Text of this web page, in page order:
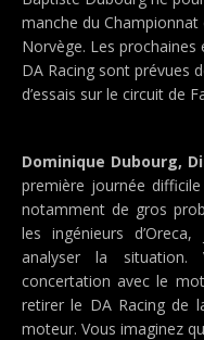
manche du Championnat
Norvège. Les prochaines
DA Racing sont prévues
d’essais sur le circuit de
Dominique Dubourg,
première journée
notamment de gros
les ingénieurs
analyser la
concertation avec le
retirer le DA Racing de
moteur. Vous imaginez